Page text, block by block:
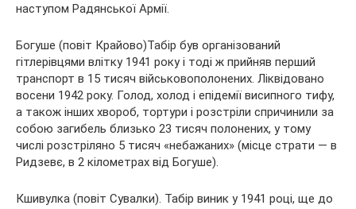
наступом Радянської Армії.
Богуше (повіт Крайово)Табір був організований
гітлерівцями влітку 1941 року і тоді ж прийняв перший
транспорт в 15 тисяч військовополонених. Ліквідовано
восени 1942 року. Голод, холод і епідемії висипного тифу,
а також інших хвороб, тортури і розстріли спричинили за
собою загибель близько 23 тисяч полонених, у тому
числі розстріляно 5 тисяч «небажаних» (місце страти — в
Ридзевє, в 2 кілометрах від Богуше).
Кшивулка (повіт Сувалки). Табір виник у 1941 році, ще до